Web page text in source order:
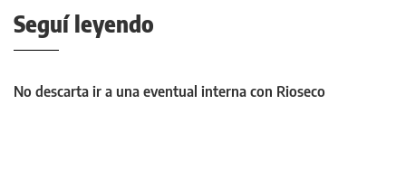
Seguí leyendo
No descarta ir a una eventual interna con Rioseco